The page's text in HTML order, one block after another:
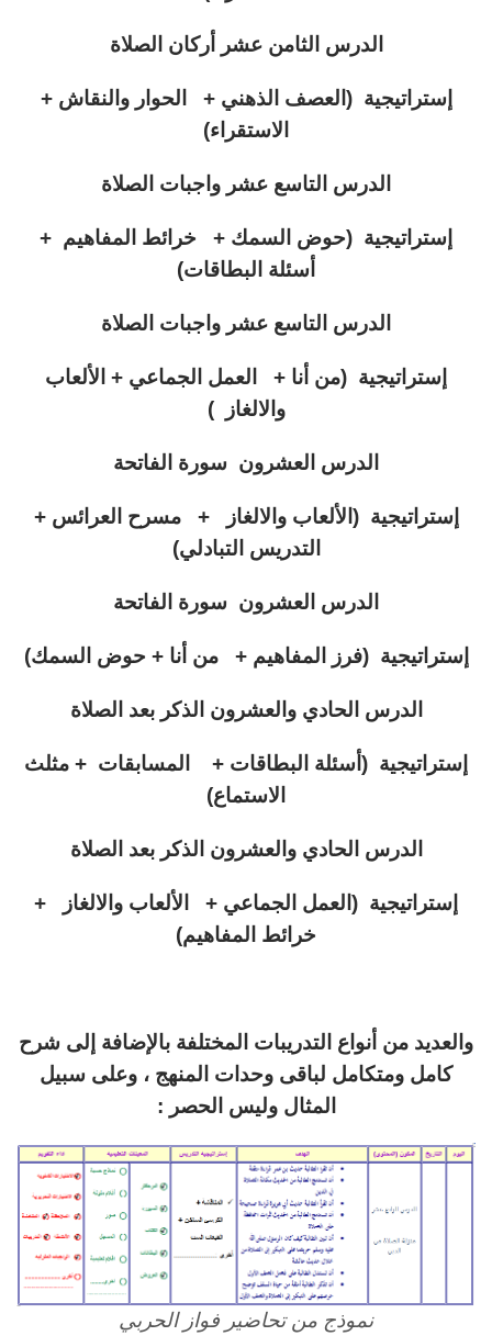
الدرس الثامن عشر أركان الصلاة
إستراتيجية (العصف الذهني + الحوار والنقاش +
الاستقراء)
الدرس التاسع عشر واجبات الصلاة
إستراتيجية (حوض السمك + خرائط المفاهيم +
أسئلة البطاقات)
الدرس التاسع عشر واجبات الصلاة
إستراتيجية (من أنا + العمل الجماعي + الألعاب
والالغاز )
الدرس العشرون سورة الفاتحة
إستراتيجية (الألعاب والالغاز + مسرح العرائس +
التدريس التبادلي)
الدرس العشرون سورة الفاتحة
إستراتيجية (فرز المفاهيم + من أنا + حوض السمك)
الدرس الحادي والعشرون الذكر بعد الصلاة
إستراتيجية (أسئلة البطاقات + المسابقات + مثلث
الاستماع)
الدرس الحادي والعشرون الذكر بعد الصلاة
إستراتيجية (العمل الجماعي + الألعاب والالغاز +
خرائط المفاهيم)
والعديد من أنواع التدريبات المختلفة بالإضافة إلى شرح
كامل ومتكامل لباقى وحدات المنهج ، وعلى سبيل
المثال وليس الحصر :
نموذج من تحاضير فواز الحربي